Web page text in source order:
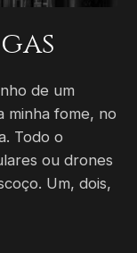
de um
minha fome, no
Todo o
ou drones
Um, dois,